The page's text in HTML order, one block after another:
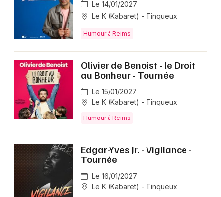
Le 14/01/2027
Le K (Kabaret) - Tinqueux
Humour à Reims
Olivier de Benoist - le Droit
au Bonheur - Tournée
Le 15/01/2027
Le K (Kabaret) - Tinqueux
Humour à Reims
Edgar-Yves Jr. - Vigilance -
Tournée
Le 16/01/2027
Le K (Kabaret) - Tinqueux